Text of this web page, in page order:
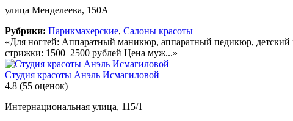
улица Менделеева, 150А
Рубрики: Парикмахерские, Салоны красоты
«Для ногтей: Аппаратный маникюр, аппаратный педикюр,
стрижки: 1500–2500 рублей Цена муж...»
Студия красоты Анэль Исмагиловой
4.8 (55 оценок)
Интернациональная улица, 115/1